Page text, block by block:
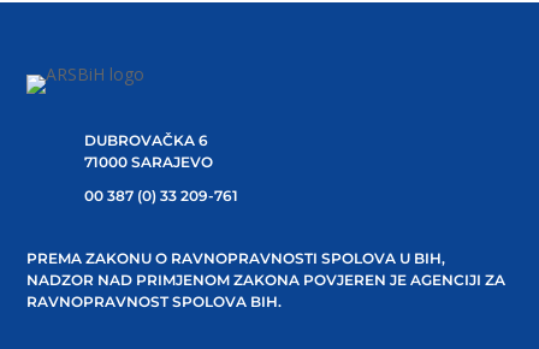
DUBROVAČKA 6
71000 SARAJEVO
00 387 (0) 33 209-761
PREMA ZAKONU O RAVNOPRAVNOSTI SPOLOVA U BIH,
NADZOR NAD PRIMJENOM ZAKONA POVJEREN JE AGENCIJI ZA
RAVNOPRAVNOST SPOLOVA BIH.